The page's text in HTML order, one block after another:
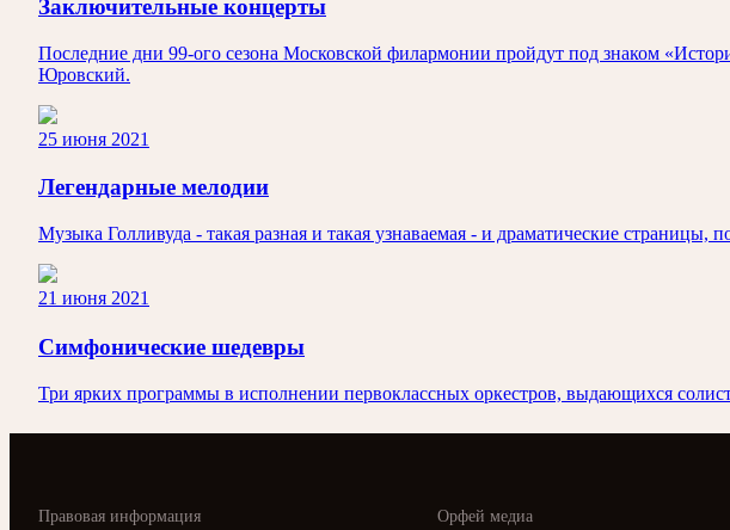
Заключительные концерты
Последние дни 99-ого сезона Московской филармонии пройдут под знаком
Юровский.
25 июня 2021
Легендарные мелодии
Музыка Голливуда - такая разная и такая узнаваемая - и драматические
21 июня 2021
Симфонические шедевры
Три ярких программы в исполнении первоклассных оркестров, выдающихся
Орфей медиа
Правовая информация